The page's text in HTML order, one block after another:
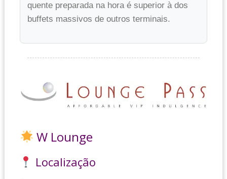
quente preparada na hora é superior à dos
buffets massivos de outros terminais.
W Lounge
Localização